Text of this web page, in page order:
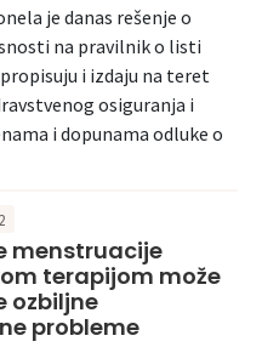
je danas rešenje o
na pravilnik o listi
i izdaju na teret
osiguranja i
i dopunama odluke o
menstruacije
terapijom može
ozbiljne
probleme